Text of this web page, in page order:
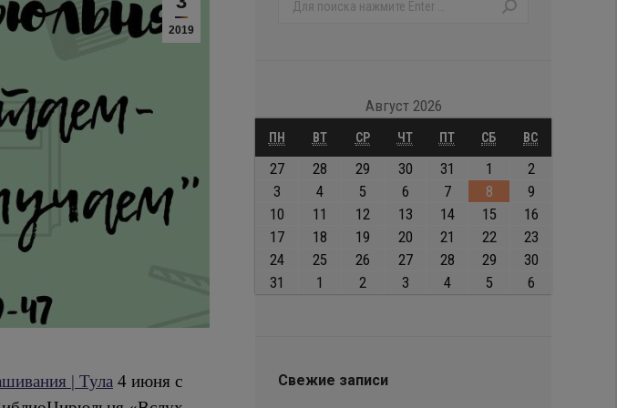
2019
| Тула 4 июня с
Август 2026
ПНПОНЕДЕЛЬНИК
ВТВТОРНИК
СРСРЕДАЧТЧЕТВЕРГ
ПТПЯТНИЦА
СБСУББОТА
ВСВОСКРЕСЕНЬЕ
2727.07.2026
28 28.07.2026
29 29.07.2026
3030.07.2026
31 31.07.2026
1 01.08.2026
202.08.2026
3 03.08.2026
404.08.2026
5 05.08.2026
606.08.2026
707.08.2026
808.08.2026
909.08.2026
10 10.08.2026
11 11.08.2026
12 12.08.2026
1313.08.2026
1414.08.2026
1515.08.2026
1616.08.2026
1717.08.2026
18 18.08.2026
19 19.08.2026
2020.08.2026
21 21.08.2026
2222.08.2026
2323.08.2026
2424.08.2026
25 25.08.2026
26 26.08.2026
2727.08.2026
2828.08.2026
2929.08.2026
3030.08.2026
31 31.08.2026
1 01.09.2026
2 02.09.2026
303.09.2026
404.09.2026
505.09.2026
606.09.2026
Свежие записи